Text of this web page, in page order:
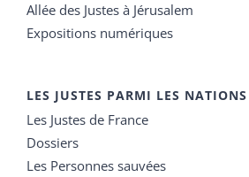
Allée des Justes à Jérusalem
Expositions numériques
LES JUSTES PARMI LES NATIONS
Les Justes de France
Dossiers
Les Personnes sauvées